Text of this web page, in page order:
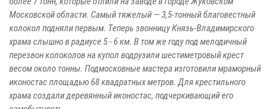
Московской области. Самый тяжелый — 3,5-тонный благовестный
колокол подняли первым. Теперь звонницу Князь-Владимирского
храма слышно в радиусе 5 - 6 км. В том же году под мелодичный
перезвон колоколов на купол водрузили шестиметровый крест
весом около тонны. Подмосковные мастера изготовили мраморный
иконостас площадью 68 квадратных метров. Для крестильного
храма создали деревянный иконостас, подчеркивающий его